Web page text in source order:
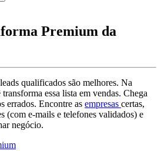
Premium da
qualificados são melhores. Na
essa lista em vendas. Chega
errados. Encontre as empresas certas,
(com e-mails e telefones validados) e
negócio.